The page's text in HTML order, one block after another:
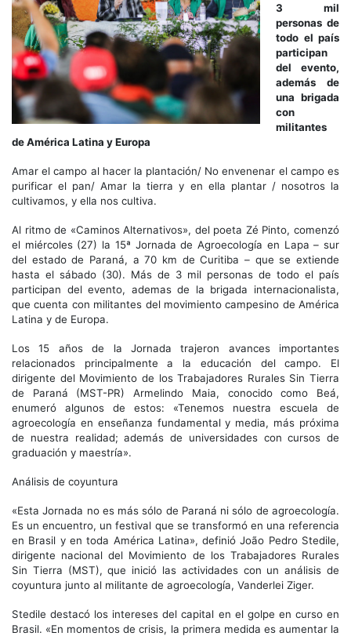
3 mil
personas de
todo el país
participan
del evento,
además de
una brigada
con
militantes
de América Latina y Europa
Amar el campo al hacer la plantación/ No envenenar el campo es
purificar el pan/ Amar la tierra y en ella plantar / nosotros la
cultivamos, y ella nos cultiva.
Al ritmo de «Caminos Alternativos», del poeta Zé Pinto, comenzó
el miércoles (27) la 15ª Jornada de Agroecología en Lapa – sur
del estado de Paraná, a 70 km de Curitiba – que se extiende
hasta el sábado (30). Más de 3 mil personas de todo el país
participan del evento, ademas de la brigada internacionalista,
que cuenta con militantes del movimiento campesino de América
Latina y de Europa.
Los 15 años de la Jornada trajeron avances importantes
relacionados principalmente a la educación del campo. El
dirigente del Movimiento de los Trabajadores Rurales Sin Tierra
de Paraná (MST-PR) Armelindo Maia, conocido como Beá,
enumeró algunos de estos: «Tenemos nuestra escuela de
agroecología en enseñanza fundamental y media, más próxima
de nuestra realidad; además de universidades con cursos de
graduación y maestría».
Análisis de coyuntura
«Esta Jornada no es más sólo de Paraná ni sólo de agroecología.
Es un encuentro, un festival que se transformó en una referencia
en Brasil y en toda América Latina», definió João Pedro Stedile,
dirigente nacional del Movimiento de los Trabajadores Rurales
Sin Tierra (MST), que inició las actividades con un análisis de
coyuntura junto al militante de agroecología, Vanderlei Ziger.
Stedile destacó los intereses del capital en el golpe en curso en
Brasil. «En momentos de crisis, la primera medida es aumentar la